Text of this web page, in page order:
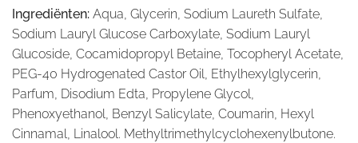
Ingrediënten: Aqua, Glycerin, Sodium Laureth Sulfate,
Sodium Lauryl Glucose Carboxylate, Sodium Lauryl
Glucoside, Cocamidopropyl Betaine, Tocopheryl Acetate,
PEG-40 Hydrogenated Castor Oil, Ethylhexylglycerin,
Parfum, Disodium Edta, Propylene Glycol,
Phenoxyethanol, Benzyl Salicylate, Coumarin, Hexyl
Cinnamal, Linalool. Methyltrimethylcyclohexenylbutone.